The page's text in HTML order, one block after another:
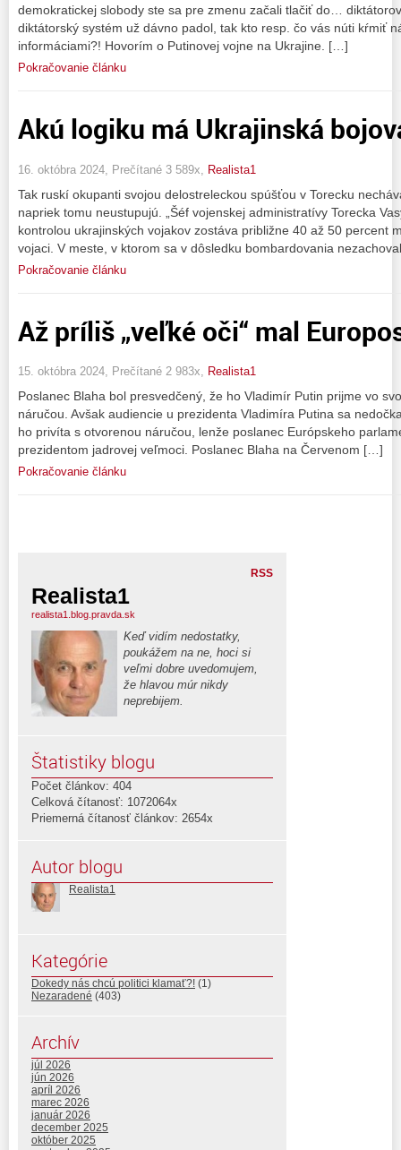
demokratickej slobody ste sa pre zmenu začali tlačiť do…
diktátorský systém už dávno padol, tak kto resp. čo vás núti kŕmiť
informáciami?! Hovorím o Putinovej vojne na Ukrajine. […]
Pokračovanie článku
Akú logiku má Ukrajinská
16. októbra 2024, Prečítané 3 589x, Realista1
Tak ruskí okupanti svojou delostreleckou spúšťou v Torecku
napriek tomu neustupujú. „Šéf vojenskej administratívy Torecka
kontrolou ukrajinských vojakov zostáva približne 40 až 50 percent
vojaci. V meste, v ktorom sa v dôsledku bombardovania
Pokračovanie článku
Až príliš „veľké oči“ mal
15. októbra 2024, Prečítané 2 983x, Realista1
Poslanec Blaha bol presvedčený, že ho Vladimír Putin prijme vo
náručou. Avšak audiencie u prezidenta Vladimíra Putina sa
ho privíta s otvorenou náručou, lenže poslanec Európskeho
prezidentom jadrovej veľmoci. Poslanec Blaha na Červenom […]
Pokračovanie článku
RSS
Realista1
realista1.blog.pravda.sk
Keď vidím nedostatky,
poukážem na ne, hoci si
veľmi dobre uvedomujem,
že hlavou múr nikdy
neprebijem.
Štatistiky blogu
Počet článkov: 404
Celková čítanosť: 1072064x
Priemerná čítanosť článkov: 2654x
Autor blogu
Realista1
Kategórie
Dokedy nás chcú politici klamať?! (1)
Nezaradené (403)
Archív
júl 2026
jún 2026
apríl 2026
marec 2026
január 2026
december 2025
október 2025